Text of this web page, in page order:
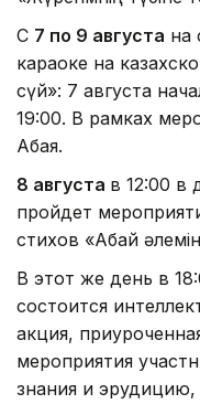
С 7 по 9 августа на
караоке на
сүй»: 7 августа
19:00. В рамках
Абая.
8 августа в 12:00 в
пройдет
стихов «Абай
В этот же день в
состоится
акция,
мероприятия
знания и эрудицию,